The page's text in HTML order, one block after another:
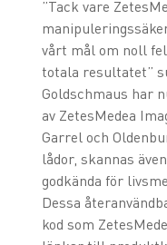
”Tack vare
vårt mål om noll
totala resultatet”
Goldschmaus har
av ZetesMedea
Garrel och
lådor, skannas
godkända för
Dessa
kod som